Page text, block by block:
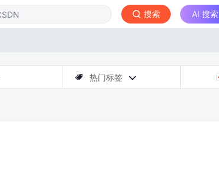
搜索 AI 搜索
 热门标签 